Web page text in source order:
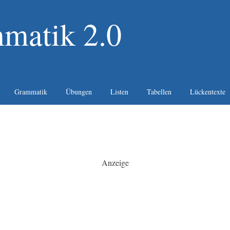
2.0
Grammatik Übungen Listen Tabellen Lückentexte
Anzeige